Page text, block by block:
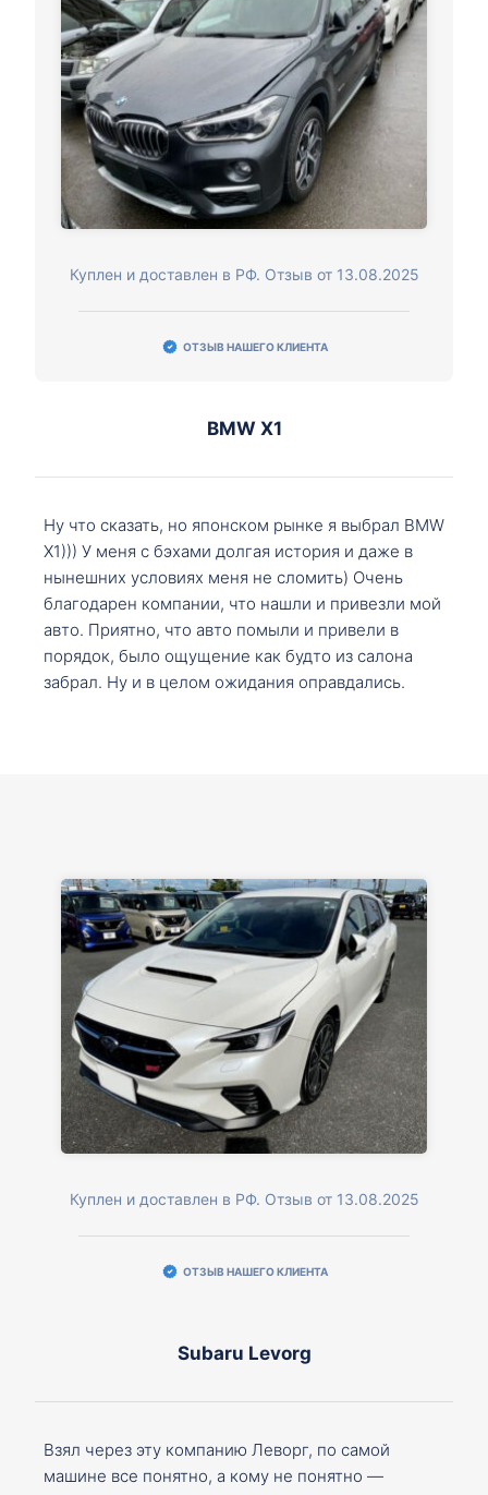
Куплен и доставлен в РФ. Отзыв от 13.08.2025
ОТЗЫВ НАШЕГО КЛИЕНТА
BMW X1
Ну что сказать, но японском рынке я выбрал BMW
X1))) У меня с бэхами долгая история и даже в
нынешних условиях меня не сломить) Очень
благодарен компании, что нашли и привезли мой
авто. Приятно, что авто помыли и привели в
порядок, было ощущение как будто из салона
забрал. Ну и в целом ожидания оправдались.
Куплен и доставлен в РФ. Отзыв от 13.08.2025
ОТЗЫВ НАШЕГО КЛИЕНТА
Subaru Levorg
Взял через эту компанию Леворг, по самой
машине все понятно, а кому не понятно —